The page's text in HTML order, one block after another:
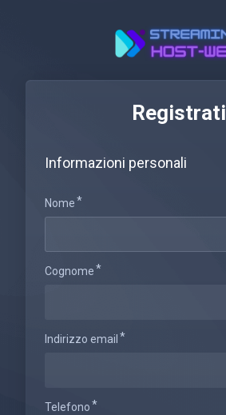
Registrati
Informazioni personali
Nome
Cognome
Indirizzo email
Telefono